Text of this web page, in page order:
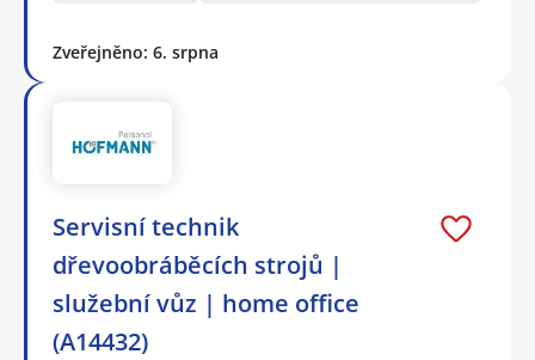
Zveřejněno: 6. srpna
️Servisní technik
dřevoobráběcích strojů |
služební vůz | home office
(A14432)